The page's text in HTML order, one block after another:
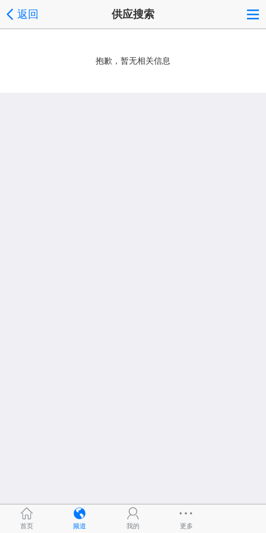
返回 供应搜索
抱歉，暂无相关信息
首页 频道 我的 更多